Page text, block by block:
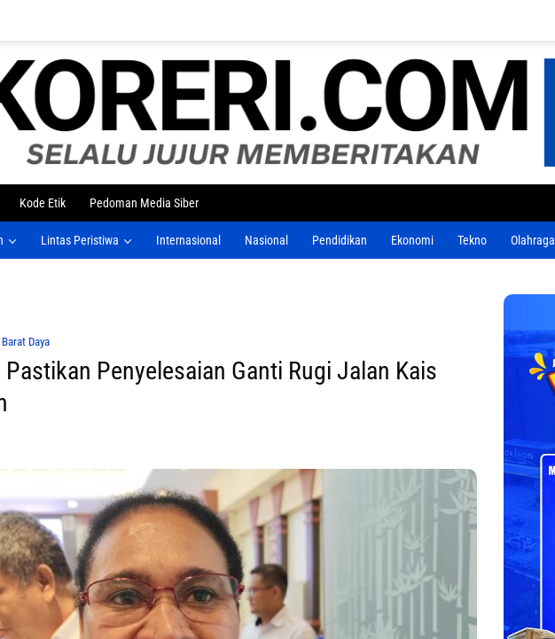
Kode Etik Pedoman Media Siber
Lintas Peristiwa Internasional Nasional Pendidikan Ekonomi Tekno Olahraga
Daya
Penyelesaian Ganti Rugi Jalan Kais